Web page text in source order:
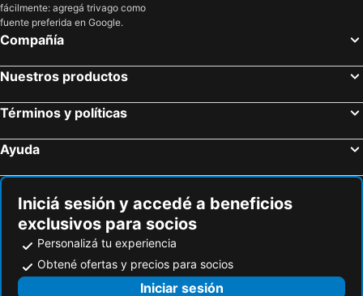
fácilmente: agregá trivago como
fuente preferida en Google.
Compañía
Nuestros productos
Términos y políticas
Ayuda
Iniciá sesión y accedé a beneficios
exclusivos para socios
Personalizá tu experiencia
Obtené ofertas y precios para socios
Iniciar sesión